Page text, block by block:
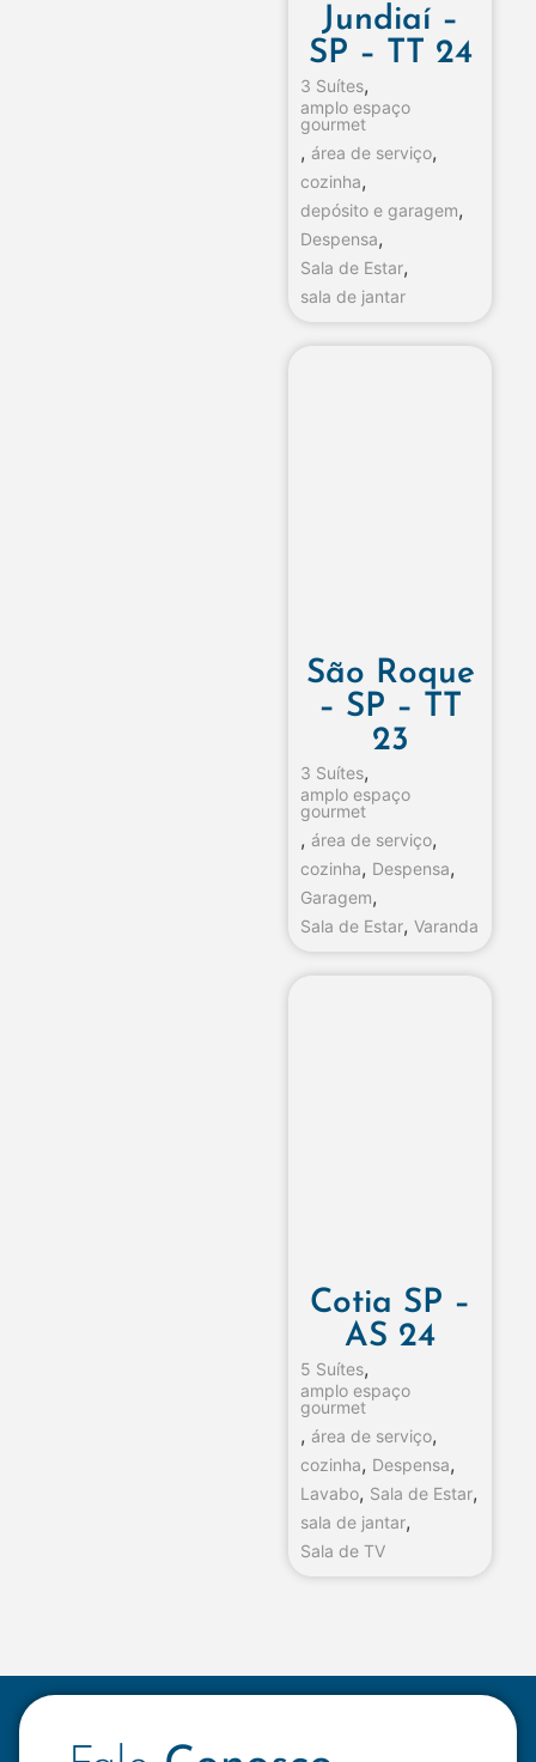
Jundiaí –
SP – TT 24
3 Suítes,
amplo espaço
gourmet
, área de serviço,
cozinha,
depósito e garagem,
Despensa,
Sala de Estar,
sala de jantar
São Roque
– SP – TT
23
3 Suítes,
amplo espaço
gourmet
, área de serviço,
cozinha, Despensa,
Garagem,
Sala de Estar, Varanda
Cotia SP –
AS 24
5 Suítes,
amplo espaço
gourmet
, área de serviço,
cozinha, Despensa,
Lavabo, Sala de Estar,
sala de jantar,
Sala de TV